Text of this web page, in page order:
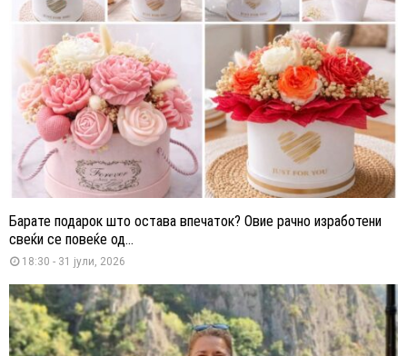
Барате подарок што остава впечаток? Овие рачно изработени
свеќи се повеќе од...
18:30 - 31 јули, 2026